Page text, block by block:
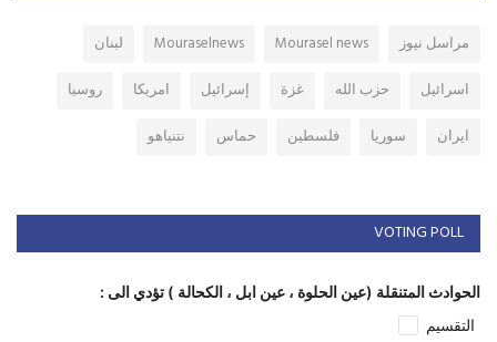
مراسل نيوز Mourasel news
Mouraselnews
لبنان
اسرائيل
حزب الله غزة إسرائيل امريكا
روسيا
ايران
سوريا فلسطين حماس نتنياهو
VOTING POLL
الحوادث المتنقلة (عين الحلوة ، عين ابل ، الكحالة ) تؤدي الى :
التقسيم